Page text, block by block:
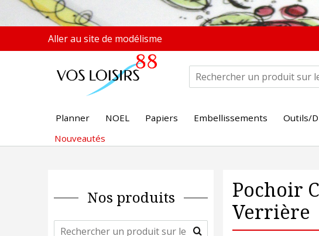
Aller au site de modélisme
Planner NOEL Papiers Embellissements Outils/
Nouveautés
Nos produits
Pochoir
Verrière